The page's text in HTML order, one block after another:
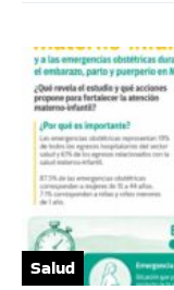
Salud